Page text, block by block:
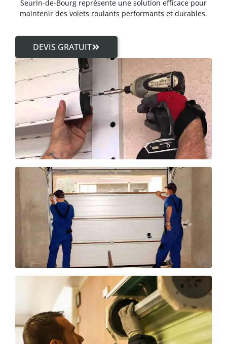
Seurin-de-Bourg représente une solution efficace pour
maintenir des volets roulants performants et durables.
DEVIS GRATUIT